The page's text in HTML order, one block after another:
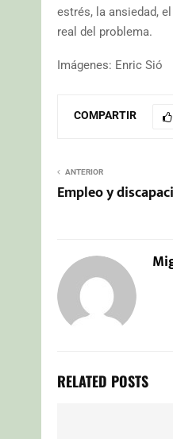
estrés, la ansiedad,
real del problema.
Imágenes: Enric Sió
COMPARTIR
ANTERIOR
Empleo y
RELATED POSTS